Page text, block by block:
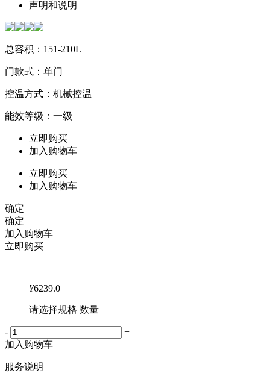
声明和说明
总容积：151-210L
门款式：单门
控温方式：机械控温
能效等级：一级
立即购买
加入购物车
立即购买
加入购物车
确定
确定
加入购物车
立即购买
¥6239.0
请选择规格 数量
-
+
加入购物车
服务说明